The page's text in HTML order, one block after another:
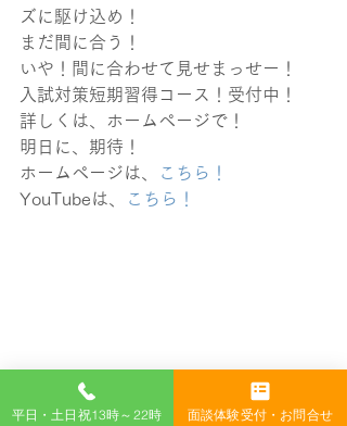
ズに駆け込め！
まだ間に合う！
いや！間に合わせて見せまっせー！
入試対策短期習得コース！受付中！
詳しくは、ホームページで！
明日に、期待！
ホームページは、
こちら！
YouTubeは、
こちら！
平日・土日祝13時～22時 面談体験受付・お問合せ